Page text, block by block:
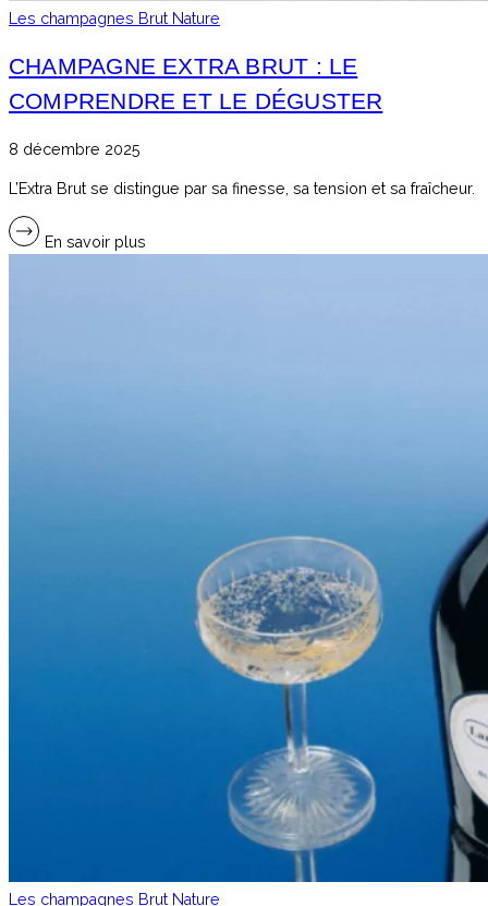
Les champagnes Brut Nature
CHAMPAGNE EXTRA BRUT : LE
COMPRENDRE ET LE DÉGUSTER
8 décembre 2025
L’Extra Brut se distingue par sa finesse, sa tension et sa fraîcheur.
En savoir plus
Les champagnes Brut Nature